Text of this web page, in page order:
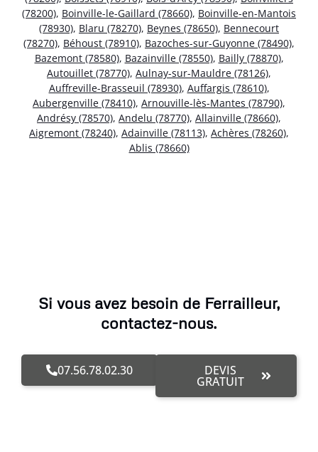
(78200), Boinville-le-Gaillard (78660), Boinville-en-Mantois
(78930), Blaru (78270), Beynes (78650), Bennecourt
(78270), Béhoust (78910), Bazoches-sur-Guyonne (78490),
Bazemont (78580), Bazainville (78550), Bailly (78870),
Autouillet (78770), Aulnay-sur-Mauldre (78126),
Auffreville-Brasseuil (78930), Auffargis (78610),
Aubergenville (78410), Arnouville-lès-Mantes (78790),
Andrésy (78570), Andelu (78770), Allainville (78660),
Aigremont (78240), Adainville (78113), Achères (78260),
Ablis (78660)
Si vous avez besoin de Ferrailleur,
contactez-nous.
07.56.78.02.30 DEVIS
GRATUIT